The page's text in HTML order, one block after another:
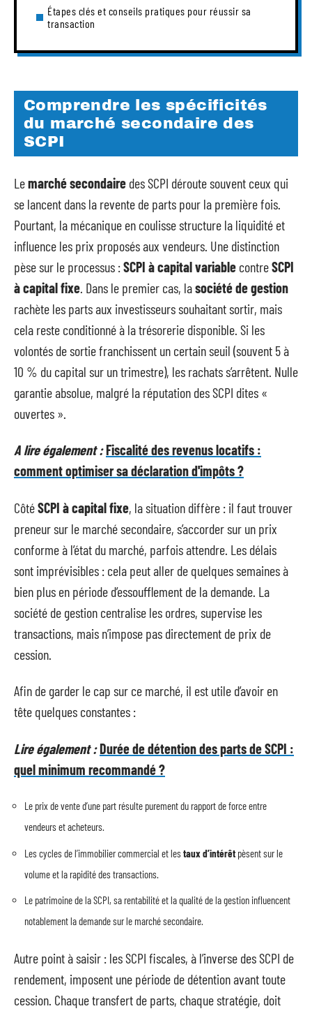
Étapes clés et conseils pratiques pour réussir sa
transaction
Comprendre les spécificités
du marché secondaire des
SCPI
Lemarché secondaire des SCPI déroute souvent ceux qui
se lancent dans la revente de parts pour la première fois.
Pourtant, la mécanique en coulisse structure la liquidité et
influence les prix proposés aux vendeurs. Une distinction
pèse sur le processus :SCPI à capital variable contreSCPI
à capital fixe . Dans le premier cas, lasociété de gestion
rachète les parts aux investisseurs souhaitant sortir, mais
cela reste conditionné à la trésorerie disponible. Si les
volontés de sortie franchissent un certain seuil (souvent 5 à
10 % du capital sur un trimestre), les rachats s’arrêtent. Nulle
garantie absolue, malgré la réputation des SCPI dites «
ouvertes ».
A lire également :Fiscalité des revenus locatifs :
comment optimiser sa déclaration d'impôts ?
CôtéSCPI à capital fixe, la situation diffère : il faut trouver
preneur sur le marché secondaire, s’accorder sur un prix
conforme à l’état du marché, parfois attendre. Les délais
sont imprévisibles : cela peut aller de quelques semaines à
bien plus en période d’essoufflement de la demande. La
société de gestion centralise les ordres, supervise les
transactions, mais n’impose pas directement de prix de
cession.
Afin de garder le cap sur ce marché, il est utile d’avoir en
tête quelques constantes :
Lire également :Durée de détention des parts de SCPI :
quel minimum recommandé ?
Le prix de vente d’une part résulte purement du rapport de force entre
vendeurs et acheteurs.
Les cycles de l’immobilier commercial et les taux d’intérêt pèsent sur le
volume et la rapidité des transactions.
Le patrimoine de la SCPI, sa rentabilité et la qualité de la gestion influencent
notablement la demande sur le marché secondaire.
Autre point à saisir : les SCPI fiscales, à l’inverse des SCPI de
rendement, imposent une période de détention avant toute
cession. Chaque transfert de parts, chaque stratégie, doit